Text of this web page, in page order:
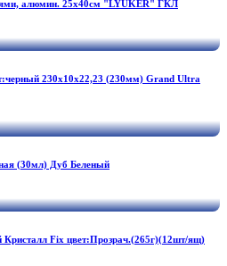
алюмин. 25х40см "LYUKER" ГКЛ
230х10х22,23 (230мм) Grand Ultra
(30мл) Дуб Беленый
Fix цвет:Прозрач.(265г)(12шт/ящ)